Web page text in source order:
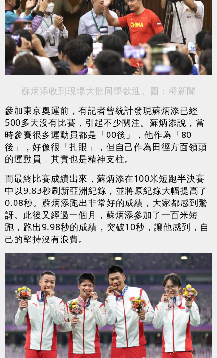
蘇炳添收到現場大批同學歡迎。圖：橙新聞
參加東京奧運前，有記者曾統計發現蘇炳添已經
500多天沒有比賽，引起不少關注。蘇炳添說，當
時參賽很多運動員都是「00後」，他作為「80
後」，好像很「扎眼」，但自己作為田徑方面領頭
的運動員，其實也是精神支柱。
而最終比賽成績出來，蘇炳添在100米短跑半決賽
中以9.83秒刷新亞洲紀錄，並將原紀錄大幅提高了
0.08秒。蘇炳添跑出非常好的成績，大家都感到驚
訝。此後又經過一個月，蘇炳添參加了一百米短
跑，跑出9.98秒的成績，突破10秒，讓他感到，自
己的堅持沒有浪費。